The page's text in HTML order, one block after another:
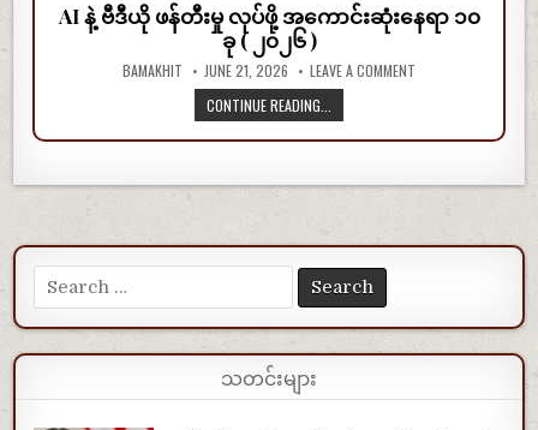
AI နဲ့ ဗီဒီယို ဖန်တီးမှု လုပ်ဖို့ အကောင်းဆုံးနေရာ ၁၀
ခု ( ၂၀၂၆ )
BAMAKHIT JUNE 21, 2026
LEAVE A COMMENT
CONTINUE READING...
Search for:
သတင်းများ